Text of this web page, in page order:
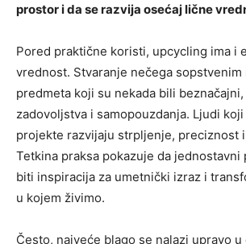
prostor i da se razvija osećaj lične
Pored praktične koristi, upcycling ima i
vrednost. Stvaranje nečega sopstvenim
predmeta koji su nekada bili
zadovoljstva i samopouzdanja. Ljudi
projekte razvijaju strpljenje, preciznost
Tetkina praksa pokazuje da jednostavni
biti inspiracija za umetnički izraz i
u kojem živimo.
Često, najveće blago se nalazi upravo